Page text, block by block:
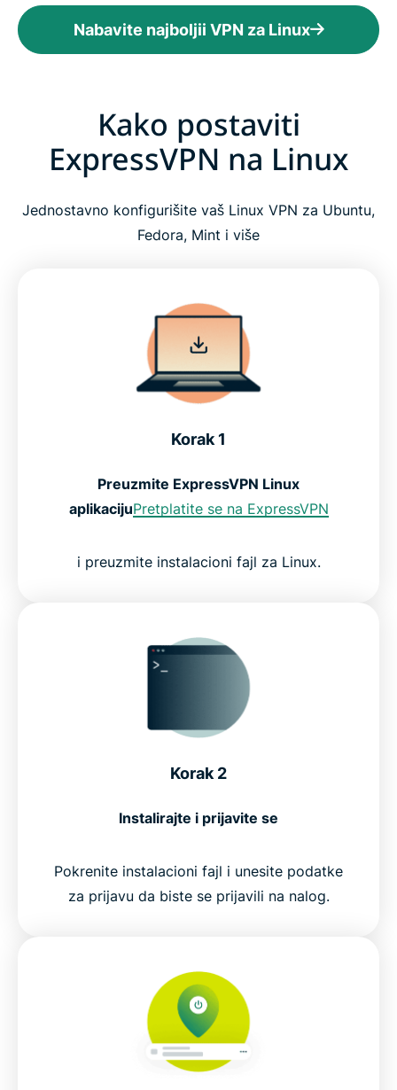
Nabavite najboljii VPN za Linux
Kako postaviti
ExpressVPN na Linux
Jednostavno konfigurišite vaš Linux VPN za Ubuntu,
Fedora, Mint i više
Korak 1
Preuzmite ExpressVPN Linux
aplikacijuPretplatite se na ExpressVPN
i preuzmite instalacioni fajl za Linux.
Korak 2
Instalirajte i prijavite se
Pokrenite instalacioni fajl i unesite podatke
za prijavu da biste se prijavili na nalog.